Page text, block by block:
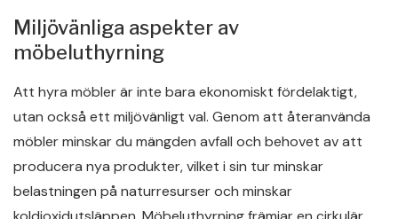
Miljövänliga aspekter av
möbeluthyrning
Att hyra möbler är inte bara ekonomiskt fördelaktigt,
utan också ett miljövänligt val. Genom att återanvända
möbler minskar du mängden avfall och behovet av att
producera nya produkter, vilket i sin tur minskar
belastningen på naturresurser och minskar